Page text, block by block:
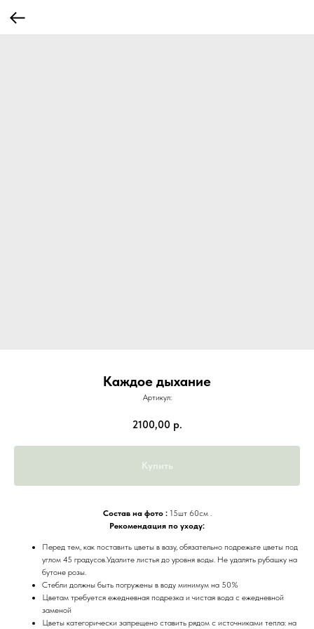
Каждое дыхание
Артикул:
2100,00 р.
Купить
Состав на фото :15шт 60см .
Рекомендация по уходу:
Перед тем, как поставить цветы в вазу, обязательно подрежьте цветы под
углом 45 градусов.Удалите листья до уровня воды. Не удалять рубашку на
бутоне розы.
Стебли должны быть погружены в воду минимум на 50%
Цветам требуется ежедневная подрезка и чистая вода с ежедневной
заменой
Цветы категорически запрещено ставить рядом с источниками тепла: на